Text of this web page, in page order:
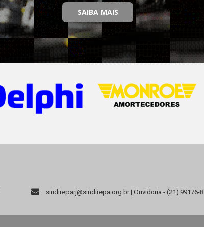
SAIBA MAIS
sindireparj@sindirepa.org.br | Ouvidoria - (21) 99176-